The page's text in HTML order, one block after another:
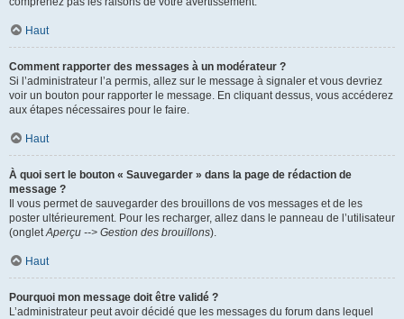
Haut
Comment rapporter des messages à un modérateur ?
Si l’administrateur l’a permis, allez sur le message à signaler et vous devriez
voir un bouton pour rapporter le message. En cliquant dessus, vous accéderez
aux étapes nécessaires pour le faire.
Haut
À quoi sert le bouton « Sauvegarder » dans la page de rédaction de
message ?
Il vous permet de sauvegarder des brouillons de vos messages et de les
poster ultérieurement. Pour les recharger, allez dans le panneau de l’utilisateur
(ongletAperçu --> Gestion des brouillons).
Haut
Pourquoi mon message doit être validé ?
L’administrateur peut avoir décidé que les messages du forum dans lequel